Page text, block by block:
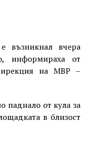
възникнал вчера
информираха от
на МВР –
паднало от кула за
в близост